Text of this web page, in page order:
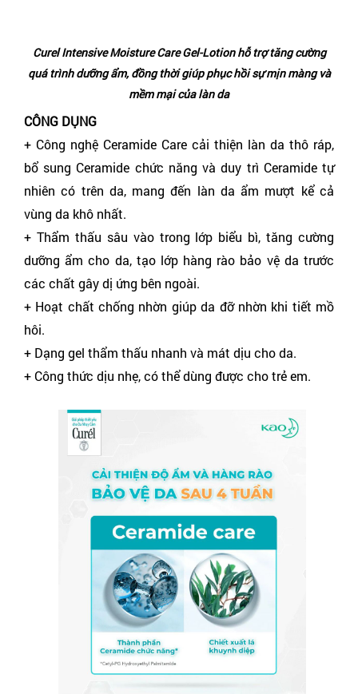
Curel Intensive Moisture Care Gel-Lotion hỗ trợ tăng cường
quá trình dưỡng ẩm, đồng thời giúp phục hồi sự mịn màng và
mềm mại của làn da
CÔNG DỤNG
+ Công nghệ Ceramide Care cải thiện làn da thô ráp,
bổ sung Ceramide chức năng và duy trì Ceramide tự
nhiên có trên da, mang đến làn da ẩm mượt kể cả
vùng da khô nhất.
+ Thẩm thấu sâu vào trong lớp biểu bì, tăng cường
dưỡng ẩm cho da, tạo lớp hàng rào bảo vệ da trước
các chất gây dị ứng bên ngoài.
+ Hoạt chất chống nhờn giúp da đỡ nhờn khi tiết mồ
hôi.
+ Dạng gel thẩm thấu nhanh và mát dịu cho da.
+ Công thức dịu nhẹ, có thể dùng được cho trẻ em.